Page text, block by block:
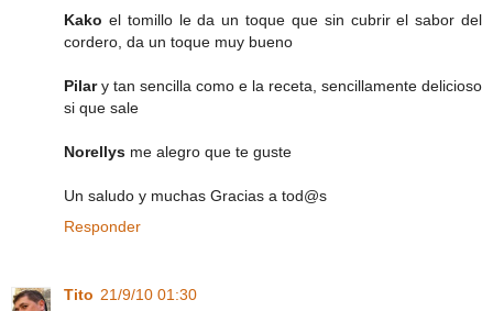
Kako el tomillo le da un toque que sin cubrir el sabor del
cordero, da un toque muy bueno
Pilary tan sencilla como e la receta, sencillamente delicioso
si que sale
Norellys me alegro que te guste
Un saludo y muchas Gracias a tod@s
Responder
Tito 21/9/10 01:30